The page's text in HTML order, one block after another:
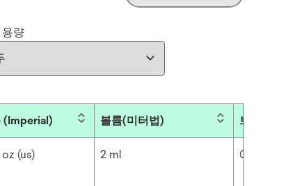
량
(Imperial) 볼륨(미터법) 브랜드
(us) 2 ml Cavilon™